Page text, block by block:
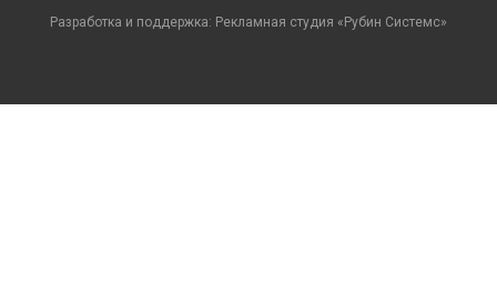
Разработка и поддержка: Рекламная студия «Рубин Системс»